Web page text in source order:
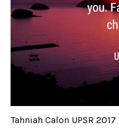
Tahniah Calon UPSR